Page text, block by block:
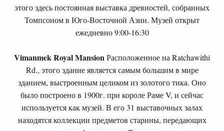
этого здесь постоянная выставка древностей, собранных
Томпсоном в Юго-Восточной Азии. Музей открыт
ежедневно 9:00-16:30
Vimanmek Royal MansionРасположенное на Ratchawithi
Rd., этого здание является самым большим в мире
зданием, выстроенным целиком из золотого тика. Оно
было построено в 1900г. при короле Раме V, и сейчас
используется как музей. В его 31 выставочных залах
находятся коллекции предметов старины, передающих